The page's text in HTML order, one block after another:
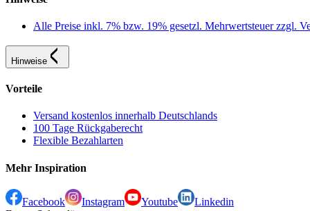
Alle Preise inkl. 7% bzw. 19% gesetzl. Mehrwertsteuer zzgl.
Hinweise
Vorteile
Versand kostenlos innerhalb Deutschlands
100 Tage Rückgaberecht
Flexible Bezahlarten
Mehr Inspiration
Facebook Instagram Youtube
Linkedin